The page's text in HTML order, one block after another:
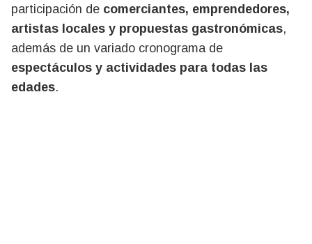
participación de comerciantes, emprendedores,
artistas locales y propuestas gastronómicas,
además de un variado cronograma de
espectáculos y actividades para todas las
edades.